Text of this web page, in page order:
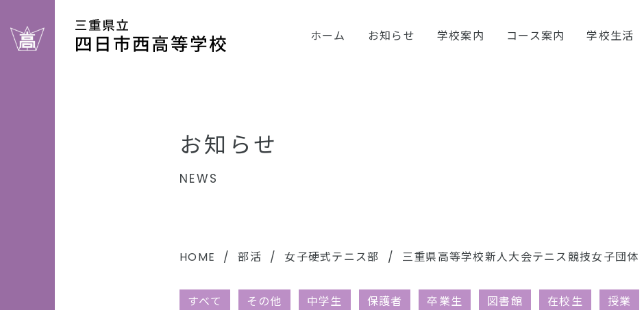
ホーム お知らせ 学校案内 コース案内 学校生活
お知らせ
NEWS
HOME 部活 女子硬式テニス部 三重県高等学校新人大会テニス競技女子団体
すべて その他 中学生 保護者 卒業生 図書館 在校生 授業